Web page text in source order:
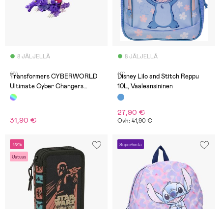
8 JÄLJELLÄ
(0)
Transformers CYBERWORLD
Ultimate Cyber Changers
Toimintahahmo Shockwave Dino
31,90 €
8 JÄLJELLÄ
(0)
Disney Lilo and Stitch Reppu
10L, Vaaleansininen
27,90 €
Ovh: 41,90 €
-22%
Uutuus
Superhinta